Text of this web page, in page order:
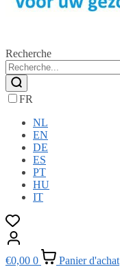
Recherche
FR
NL
EN
DE
ES
PT
HU
IT
€0,00 0
Panier d'achat